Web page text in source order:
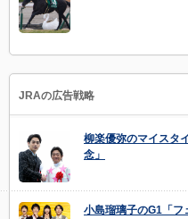
JRAの広告戦略
柳楽優弥のマイスタ
念」
小島瑠璃子のG1「フ